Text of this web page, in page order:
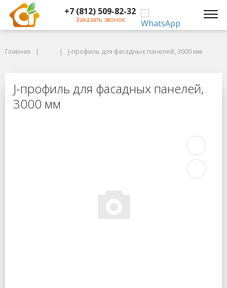
+7 (812) 509-82-32
Заказать звонок
J-профиль для фасадных панелей, 3000 мм
Главная J-профиль для фасадных панелей, 3000 мм
J-профиль для фасадных панелей,
3000 мм